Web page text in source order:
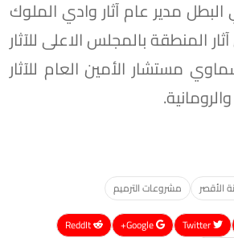
البطل مدير عام آثار وادي الملوك
المنطقة بالمجلس الاعلى للآثار
مستشار الأمين العام للآثار
الأقصر مشروعات الترميم
Google+
ReddIt